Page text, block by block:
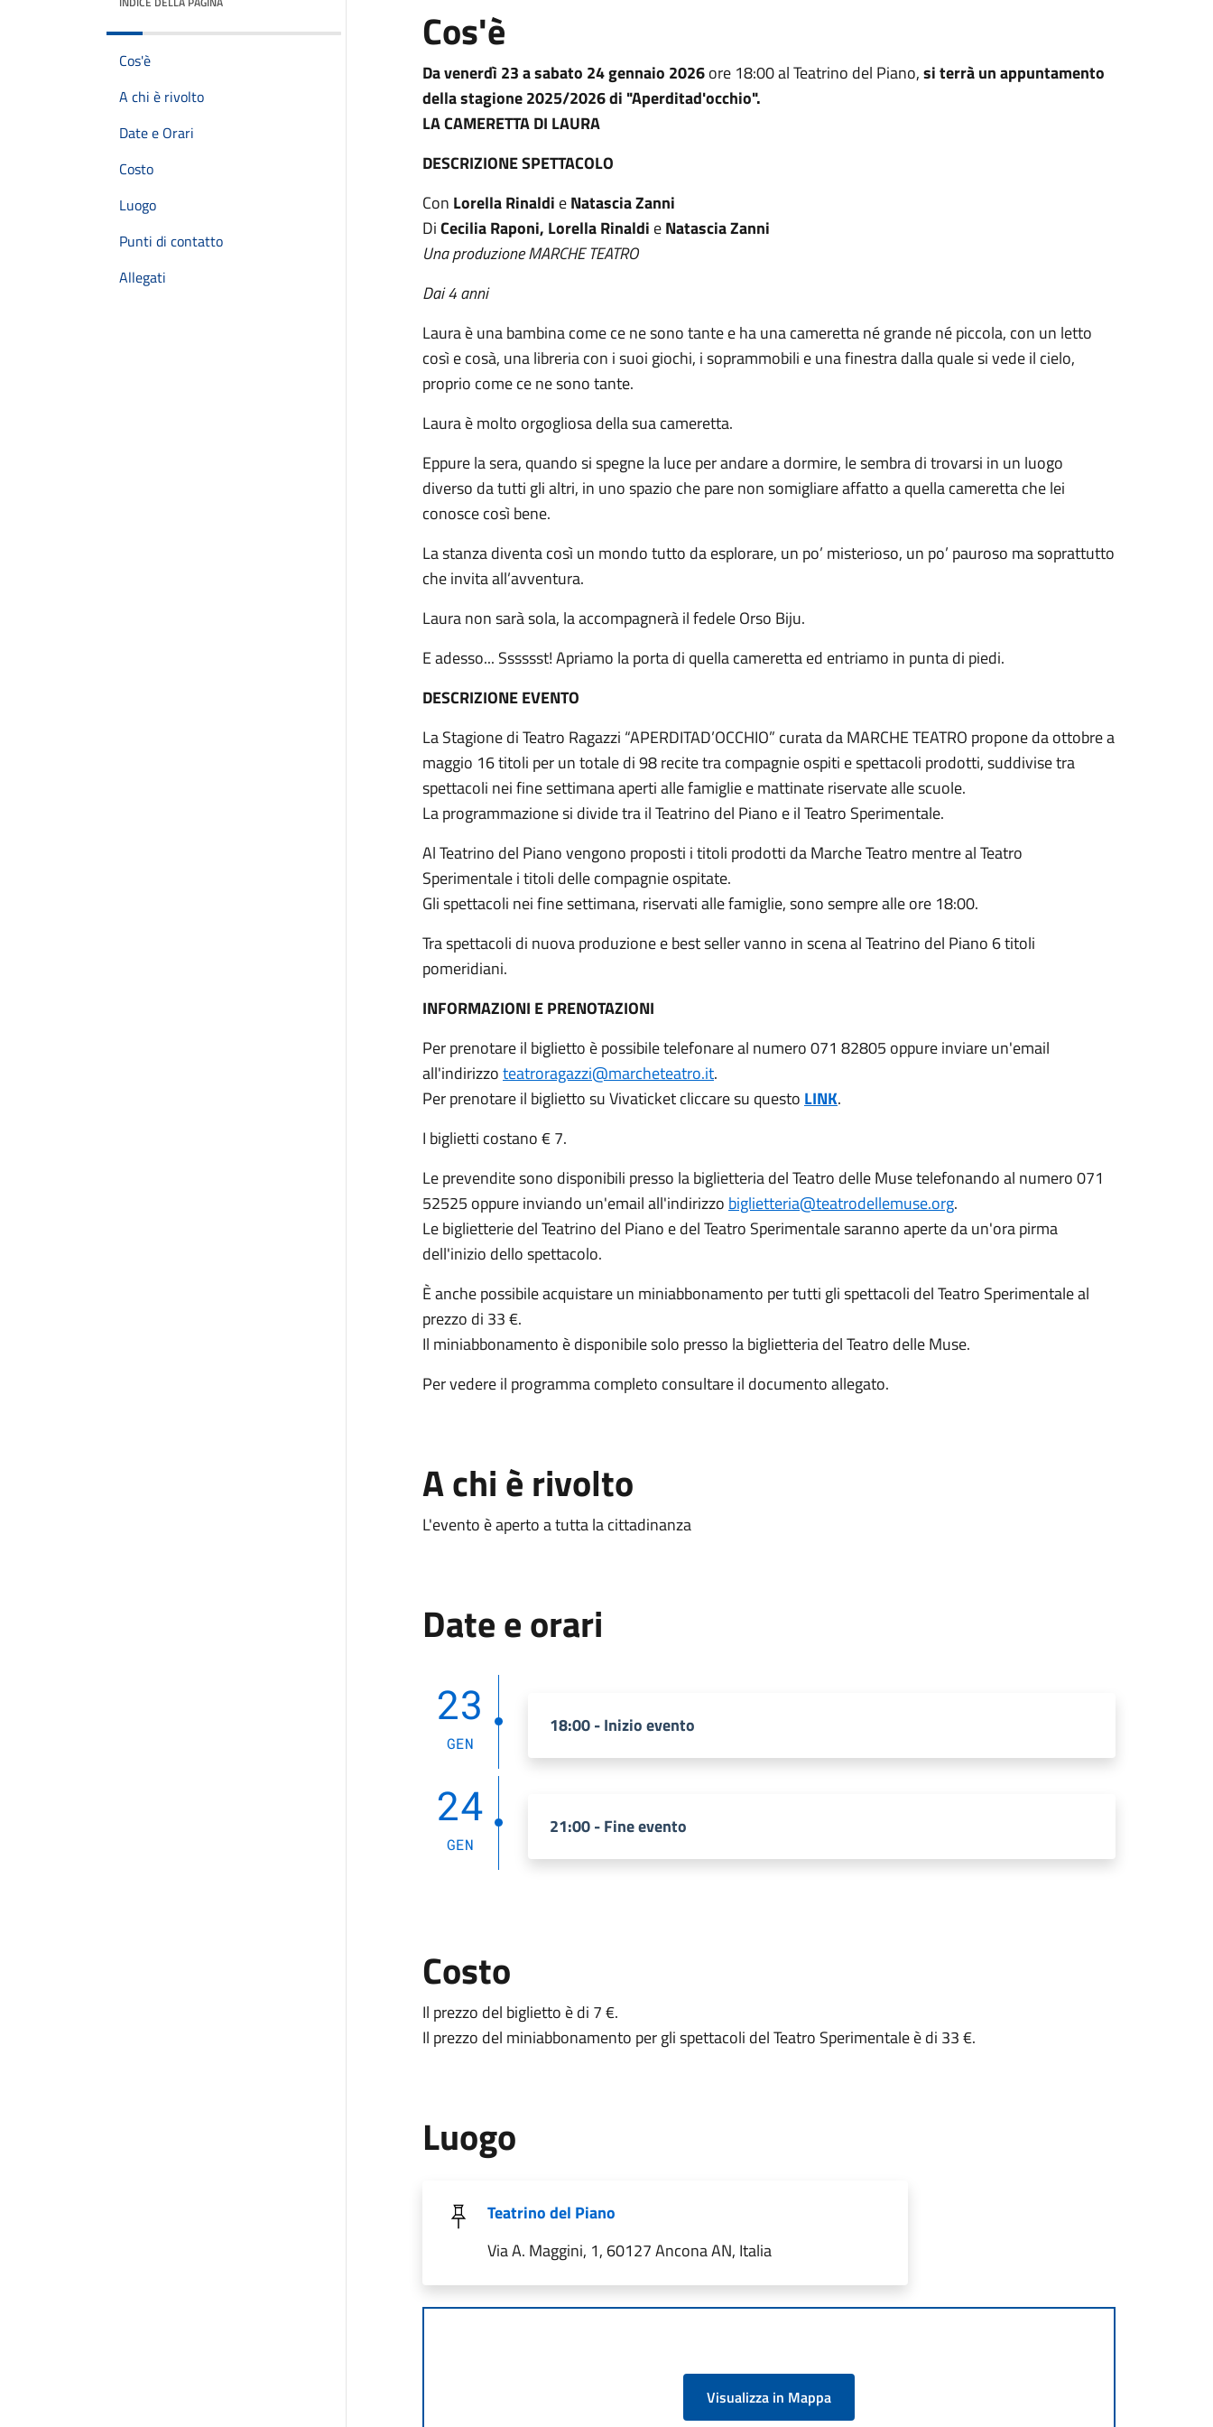
Cos'è
A chi è rivolto
Date e Orari
Costo
Luogo
Punti di contatto
Allegati
Cos'è
Da venerdì 23 a sabato 24 gennaio 2026ore 18:00 al Teatrino del Piano,si terrà un appuntamento
della stagione 2025/2026 di "Aperditad'occhio".
LA CAMERETTA DI LAURA
DESCRIZIONE SPETTACOLO
Con Lorella Rinaldi eNatascia Zanni
DiCecilia Raponi, Lorella Rinaldi eNatascia Zanni
Una produzione MARCHE TEATRO
Dai 4 anni
Laura è una bambina come ce ne sono tante e ha una cameretta né grande né piccola, con un letto
così e cosà, una libreria con i suoi giochi, i soprammobili e una finestra dalla quale si vede il cielo,
proprio come ce ne sono tante.
Laura è molto orgogliosa della sua cameretta.
Eppure la sera, quando si spegne la luce per andare a dormire, le sembra di trovarsi in un luogo
diverso da tutti gli altri, in uno spazio che pare non somigliare affatto a quella cameretta che lei
conosce così bene.
La stanza diventa così un mondo tutto da esplorare, un po’ misterioso, un po’ pauroso ma soprattutto
che invita all’avventura.
Laura non sarà sola, la accompagnerà il fedele Orso Biju.
E adesso... Sssssst! Apriamo la porta di quella cameretta ed entriamo in punta di piedi.
DESCRIZIONE EVENTO
La Stagione di Teatro Ragazzi “APERDITAD’OCCHIO” curata da MARCHE TEATRO propone da ottobre a
maggio 16 titoli per un totale di 98 recite tra compagnie ospiti e spettacoli prodotti, suddivise tra
spettacoli nei fine settimana aperti alle famiglie e mattinate riservate alle scuole.
La programmazione si divide tra il Teatrino del Piano e il Teatro Sperimentale.
Al Teatrino del Piano vengono proposti i titoli prodotti da Marche Teatro mentre al Teatro
Sperimentale i titoli delle compagnie ospitate.
Gli spettacoli nei fine settimana, riservati alle famiglie, sono sempre alle ore 18:00.
Tra spettacoli di nuova produzione e best seller vanno in scena al Teatrino del Piano 6 titoli
pomeridiani.
INFORMAZIONI E PRENOTAZIONI
Per prenotare il biglietto è possibile telefonare al numero 071 82805 oppure inviare un'email
all'indirizzoteatroragazzi@marcheteatro.it.
Per prenotare il biglietto su Vivaticket cliccare su questo LINK.
I biglietti costano € 7.
Le prevendite sono disponibili presso la biglietteria del Teatro delle Muse telefonando al numero 071
52525 oppure inviando un'email all'indirizzo biglietteria@teatrodellemuse.org.
Le biglietterie del Teatrino del Piano e del Teatro Sperimentale saranno aperte da un'ora pirma
dell'inizio dello spettacolo.
È anche possibile acquistare un miniabbonamento per tutti gli spettacoli del Teatro Sperimentale al
prezzo di 33 €.
Il miniabbonamento è disponibile solo presso la biglietteria del Teatro delle Muse.
Per vedere il programma completo consultare il documento allegato.
A chi è rivolto
L'evento è aperto a tutta la cittadinanza
Date e orari
23
GEN
18:00 - Inizio evento
24
GEN
21:00 - Fine evento
Costo
Il prezzo del biglietto è di 7 €.
Il prezzo del miniabbonamento per gli spettacoli del Teatro Sperimentale è di 33 €.
Luogo
Teatrino del Piano
Via A. Maggini, 1, 60127 Ancona AN, Italia
Visualizza in Mappa